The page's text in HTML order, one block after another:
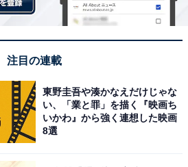
注目の連載
東野圭吾や湊かなえだけじゃな
い、「業と罪」を描く『映画ち
いかわ』から強く連想した映画
8選